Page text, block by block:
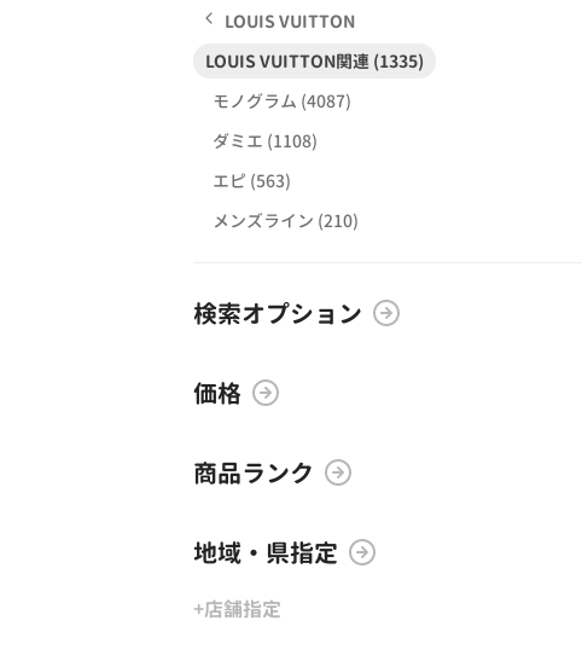
LOUIS VUITTON
LOUIS VUITTON関連 (1335)
モノグラム (4087)
ダミエ (1108)
エピ (563)
メンズライン (210)
検索オプション
価格
商品ランク
地域・県指定
+店舗指定